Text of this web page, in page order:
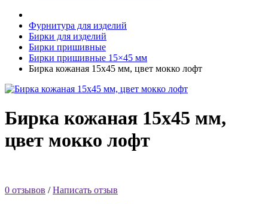
Фурнитура для изделий
Бирки для изделий
Бирки пришивные
Бирки пришивные 15×45 мм
Бирка кожаная 15х45 мм, цвет мокко лофт
Бирка кожаная 15х45 мм,
цвет мокко лофт
0 отзывов /Написать отзыв